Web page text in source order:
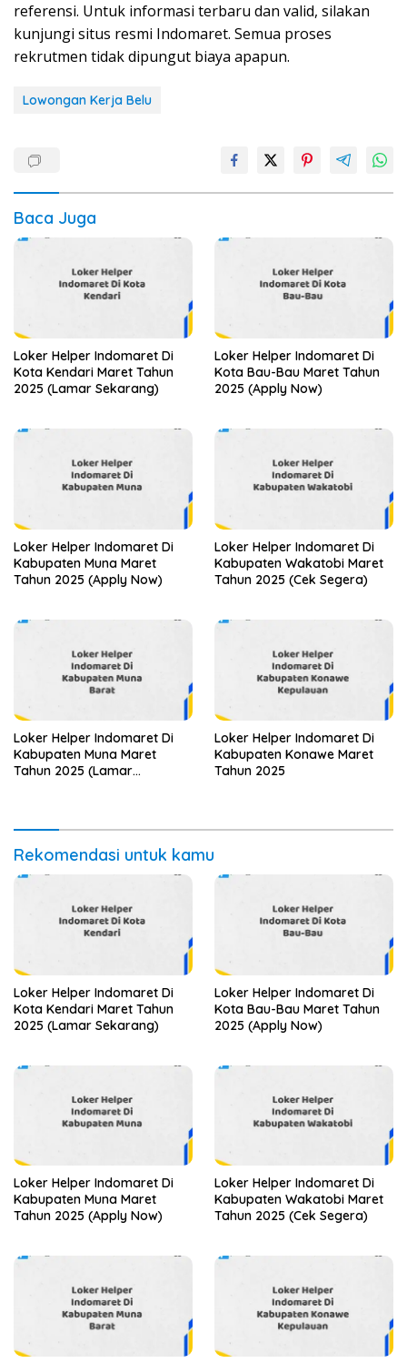
referensi. Untuk informasi terbaru dan valid, silakan
kunjungi situs resmi Indomaret. Semua proses
rekrutmen tidak dipungut biaya apapun.
Lowongan Kerja Belu
Baca Juga
Loker Helper Indomaret Di
Kota Kendari Maret Tahun
2025 (Lamar Sekarang)
Loker Helper Indomaret Di
Kota Bau-Bau Maret Tahun
2025 (Apply Now)
Loker Helper Indomaret Di
Kabupaten Muna Maret
Tahun 2025 (Apply Now)
Loker Helper Indomaret Di
Kabupaten Wakatobi Maret
Tahun 2025 (Cek Segera)
Loker Helper Indomaret Di
Kabupaten Muna Maret
Tahun 2025 (Lamar
Loker Helper Indomaret Di
Kabupaten Konawe Maret
Tahun 2025
Rekomendasi untuk kamu
Loker Helper Indomaret Di
Kota Kendari Maret Tahun
2025 (Lamar Sekarang)
Loker Helper Indomaret Di
Kota Bau-Bau Maret Tahun
2025 (Apply Now)
Loker Helper Indomaret Di
Kabupaten Muna Maret
Tahun 2025 (Apply Now)
Loker Helper Indomaret Di
Kabupaten Wakatobi Maret
Tahun 2025 (Cek Segera)